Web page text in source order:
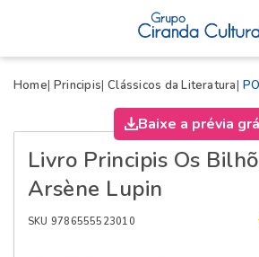
Home Principis Clássicos da Literatura
Baixe a prévia
Livro Principis Os
Arsène Lupin
SKU 9786555523010